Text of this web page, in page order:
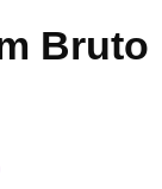
Bruto